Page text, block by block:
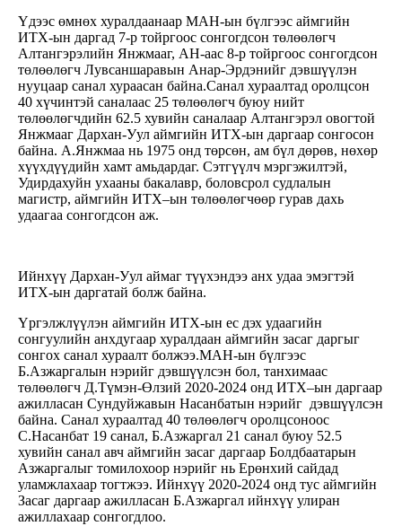
Үдээс өмнөх хуралдаанаар МАН-ын бүлгээс аймгийн
ИТХ-ын даргад 7-р тойргоос сонгогдсон төлөөлөгч
Алтангэрэлийн Янжмааг, АН-аас 8-р тойргоос сонгогдсон
төлөөлөгч Лувсаншаравын Анар-Эрдэнийг дэвшүүлэн
нууцаар санал хураасан байна.Санал хураалтад оролцсон
40 хүчинтэй саналаас 25 төлөөлөгч буюу нийт
төлөөлөгчдийн 62.5 хувийн саналаар Алтангэрэл овогтой
Янжмааг Дархан-Уул аймгийн ИТХ-ын даргаар сонгосон
байна. А.Янжмаа нь 1975 онд төрсөн, ам бүл дөрөв, нөхөр
хүүхдүүдийн хамт амьдардаг. Сэтгүүлч мэргэжилтэй,
Удирдахуйн ухааны бакалавр, боловсрол судлалын
магистр, аймгийн ИТХ–ын төлөөлөгчөөр гурав дахь
удаагаа сонгогдсон аж.
Ийнхүү Дархан-Уул аймаг түүхэндээ анх удаа эмэгтэй
ИТХ-ын даргатай болж байна.
Үргэлжлүүлэн аймгийн ИТХ-ын ес дэх удаагийн
сонгуулийн анхдугаар хуралдаан аймгийн засаг даргыг
сонгох санал хураалт болжээ.МАН-ын бүлгээс
Б.Азжаргалын нэрийг дэвшүүлсэн бол, танхимаас
төлөөлөгч Д.Түмэн-Өлзий 2020-2024 онд ИТХ–ын даргаар
ажилласан Сундуйжавын Насанбатын нэрийг дэвшүүлсэн
байна. Санал хураалтад 40 төлөөлөгч оролцсоноос
С.Насанбат 19 санал, Б.Азжаргал 21 санал буюу 52.5
хувийн санал авч аймгийн засаг даргаар Болдбаатарын
Азжаргалыг томилохоор нэрийг нь Ерөнхий сайдад
уламжлахаар тогтжээ. Ийнхүү 2020-2024 онд тус аймгийн
Засаг даргаар ажилласан Б.Азжаргал ийнхүү улиран
ажиллахаар сонгогдлоо.